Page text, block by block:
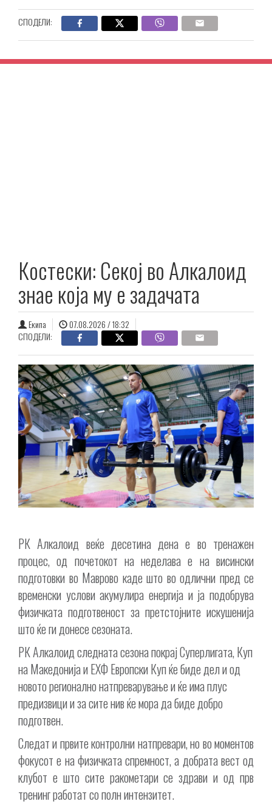
СПОДЕЛИ:
Костески: Секој во Алкалоид
знае која му е задачата
Екипа
07.08.2026 / 18:32
СПОДЕЛИ:
РК Алкалоид веќе десетина дена е во тренажен
процес, од почетокот на неделава е на висински
подготовки во Маврово каде што во одлични пред сe
временски услови акумулира енергија и ја подобрува
физичката подготвеност за претстојните искушенија
што ќе ги донесе сезоната.
РК Алкалоид следната сезона покрај Суперлигата, Куп
на Македонија и ЕХФ Европски Куп ќе биде дел и од
новото регионално натпреварување и ќе има плус
предизвици и за сите нив ќе мора да биде добро
подготвен.
Следат и првите контролни натпревари, но во моментов
фокусот е на физичката спремност, а добрата вест од
клубот е што сите ракометари се здрави и од прв
тренинг работат со полн интензитет.